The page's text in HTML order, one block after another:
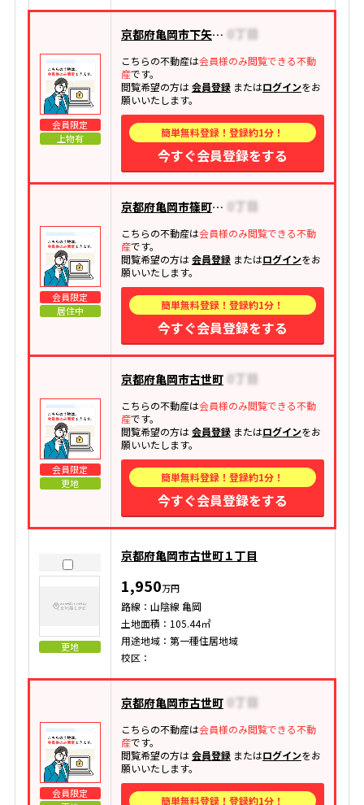
会員限定
上物有
京都府亀岡市下矢田町
こちらの不動産は会員様のみ閲覧できる不動
産です。
閲覧希望の方は会員登録またはログインをお
願いいたします。
簡単無料登録！登録約1分！
今すぐ会員登録をする
会員限定
居住中
京都府亀岡市篠町見晴
こちらの不動産は会員様のみ閲覧できる不動
産です。
閲覧希望の方は会員登録またはログインをお
願いいたします。
簡単無料登録！登録約1分！
今すぐ会員登録をする
会員限定
更地
京都府亀岡市古世町
こちらの不動産は会員様のみ閲覧できる不動
産です。
閲覧希望の方は会員登録またはログインをお
願いいたします。
簡単無料登録！登録約1分！
今すぐ会員登録をする
更地
京都府亀岡市古世町１丁目
1,950万円
路線：山陰線 亀岡
土地面積：105.44㎡
用途地域：第一種住居地域
校区：
会員限定
京都府亀岡市古世町
こちらの不動産は会員様のみ閲覧できる不動
産です。
閲覧希望の方は会員登録またはログインをお
願いいたします。
簡単無料登録！登録約1分！